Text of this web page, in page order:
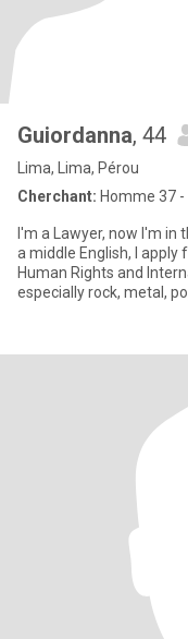
Guiordanna, 44
Lima, Lima, Pérou
Cherchant: Homme 37 -
I'm a Lawyer, now I'm in
a middle English, I apply
Human Rights and
especially rock, metal,